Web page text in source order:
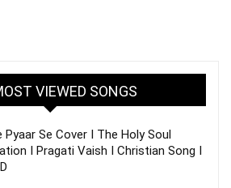
VIEWED SONGS
Pyaar Se Cover I The Holy Soul
I Pragati Vaish I Christian Song I